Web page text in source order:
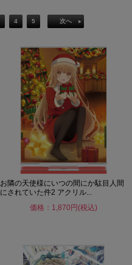
4 5 次へ
お隣の天使様にいつの間にか駄目人間
にされていた件2 アクリル...
価格：1,870円(税込)